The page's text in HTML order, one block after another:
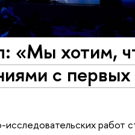
«Мы хотим,
с
исследовательских